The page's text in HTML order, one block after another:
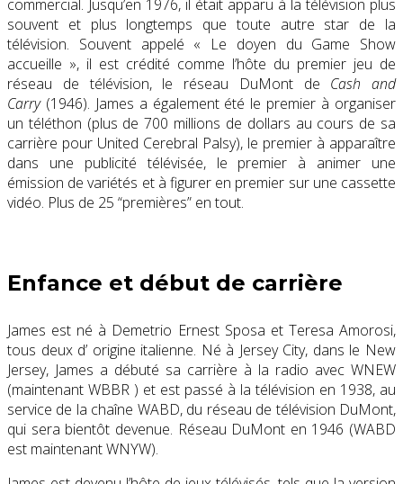
commercial. Jusqu’en 1976, il était apparu à la télévision plus
souvent et plus longtemps que toute autre star de la
télévision. Souvent appelé « Le doyen du Game Show
accueille », il est crédité comme l’hôte du premier jeu de
réseau de télévision, le réseau DuMont de Cash and
Carry(1946). James a également été le premier à organiser
un téléthon (plus de 700 millions de dollars au cours de sa
carrière pour United Cerebral Palsy), le premier à apparaître
dans une publicité télévisée, le premier à animer une
émission de variétés et à figurer en premier sur une cassette
vidéo. Plus de 25 “premières” en tout.
Enfance et début de carrière
James est né à Demetrio Ernest Sposa et Teresa Amorosi,
tous deux d’ origine italienne. Né à Jersey City, dans le New
Jersey, James a débuté sa carrière à la radio avec WNEW
(maintenant WBBR ) et est passé à la télévision en 1938, au
service de la chaîne WABD, du réseau de télévision DuMont,
qui sera bientôt devenue. Réseau DuMont en 1946 (WABD
est maintenant WNYW).